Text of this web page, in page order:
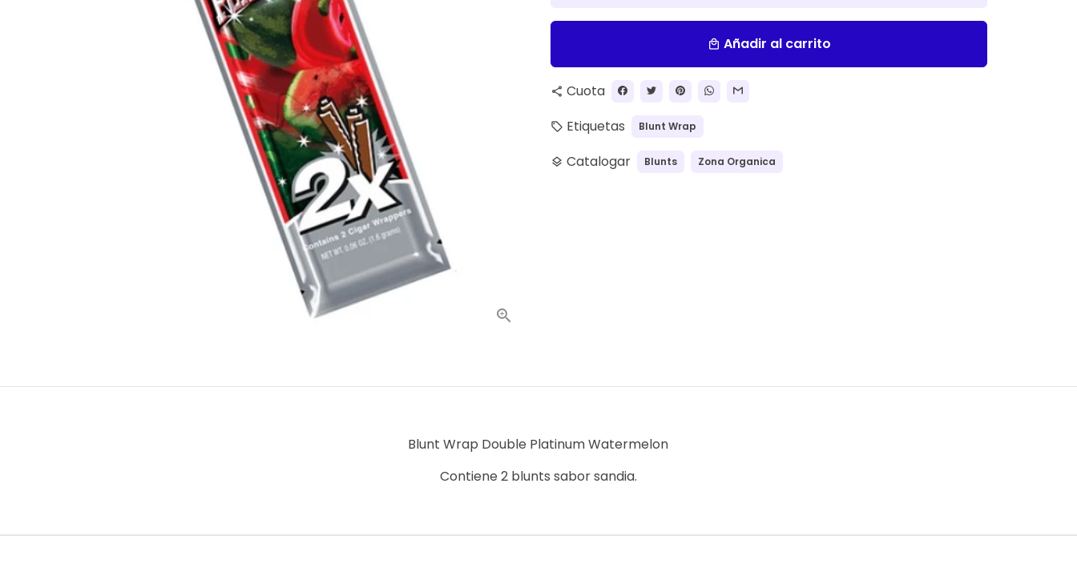
local_mall Añadir al carrito
share Cuota
local_offer Etiquetas Blunt Wrap
layers Catalogar Blunts Zona Organica
Blunt Wrap Double Platinum Watermelon
Contiene 2 blunts sabor sandia.